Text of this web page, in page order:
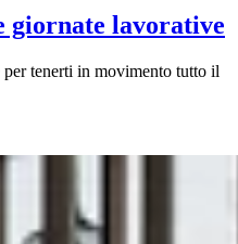
giornate lavorative
tenerti in movimento tutto il